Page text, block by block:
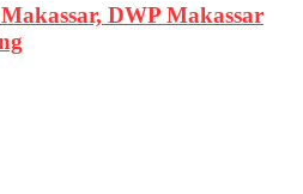
DWP Makassar